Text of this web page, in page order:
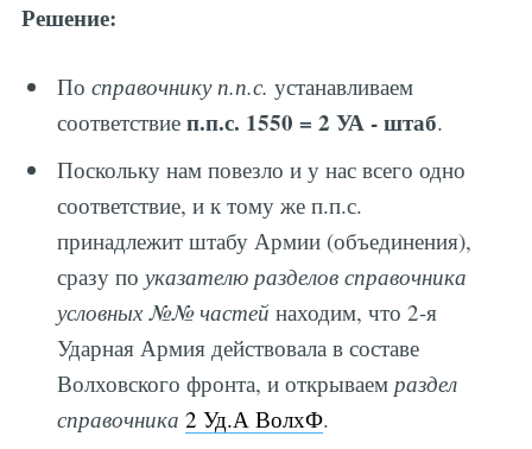
Решение:
Посправочнику п.п.с. устанавливаем
соответствиеп.п.с. 1550 = 2 УА - штаб.
Поскольку нам повезло и у нас всего одно
соответствие, и к тому же п.п.с.
принадлежит штабу Армии (объединения),
сразу поуказателю разделов справочника
условных №№ частей находим, что 2-я
Ударная Армия действовала в составе
Волховского фронта, и открываем раздел
справочника2 Уд.А ВолхФ.